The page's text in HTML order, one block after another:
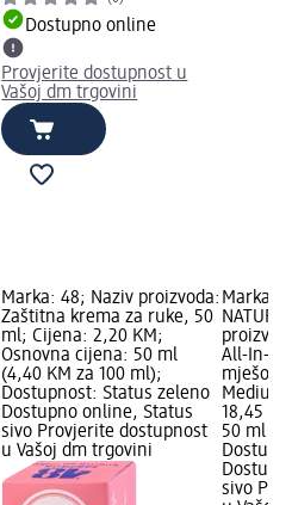
Dostupno online
Provjerite dostupnost u
Vašoj dm trgovini
Marka: 48; Naziv proizvoda:
Zaštitna krema za ruke, 50
ml; Cijena: 2,20 KM;
Osnovna cijena: 50 ml
(4,40 KM za 100 ml);
Dostupnost: Status zeleno
Dostupno online, Status
sivo Provjerite dostupnost
u Vašoj dm trgovini
Marka:
All-In-1
18,45
50 ml
sivo